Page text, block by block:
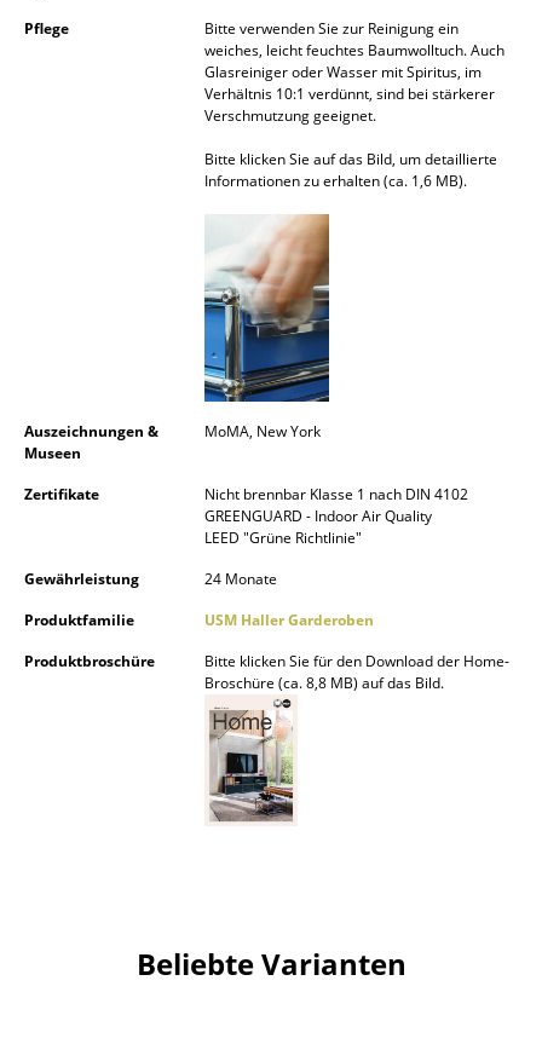
... alle Leuchten
Nachttische & Bettzubehör
Accessoires
Figuren & Miniaturen
Vasen
Tabletts
Aufbewahrungsboxen
Pflege
Bitte verwenden Sie zur Reinigung ein
weiches, leicht feuchtes Baumwolltuch. Auch
Glasreiniger oder Wasser mit Spiritus, im
Verhältnis 10:1 verdünnt, sind bei stärkerer
Verschmutzung geeignet.
Bitte klicken Sie auf das Bild, um detaillierte
Informationen zu erhalten (ca. 1,6 MB).
Auszeichnungen &
Museen
MoMA, New York
Zertifikate
Nicht brennbar Klasse 1 nach DIN 4102
GREENGUARD - Indoor Air Quality
LEED "Grüne Richtlinie"
Gewährleistung
24 Monate
Produktfamilie
USM Haller Garderoben
Produktbroschüre
Bitte klicken Sie für den Download der Home-
Broschüre (ca. 8,8 MB) auf das Bild.
Beliebte Varianten